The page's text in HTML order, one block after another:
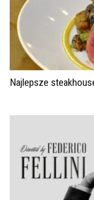
Najlepsze